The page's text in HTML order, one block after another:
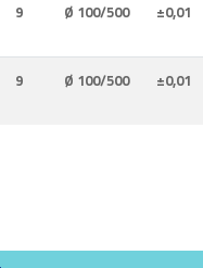
9 Ø 100/500 ±0,01
9 Ø 100/500 ±0,01